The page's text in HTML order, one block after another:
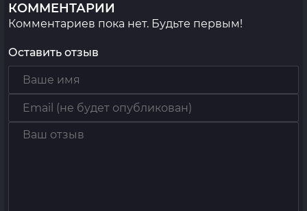
КОММЕНТАРИИ
Комментариев пока нет. Будьте первым!
Оставить отзыв